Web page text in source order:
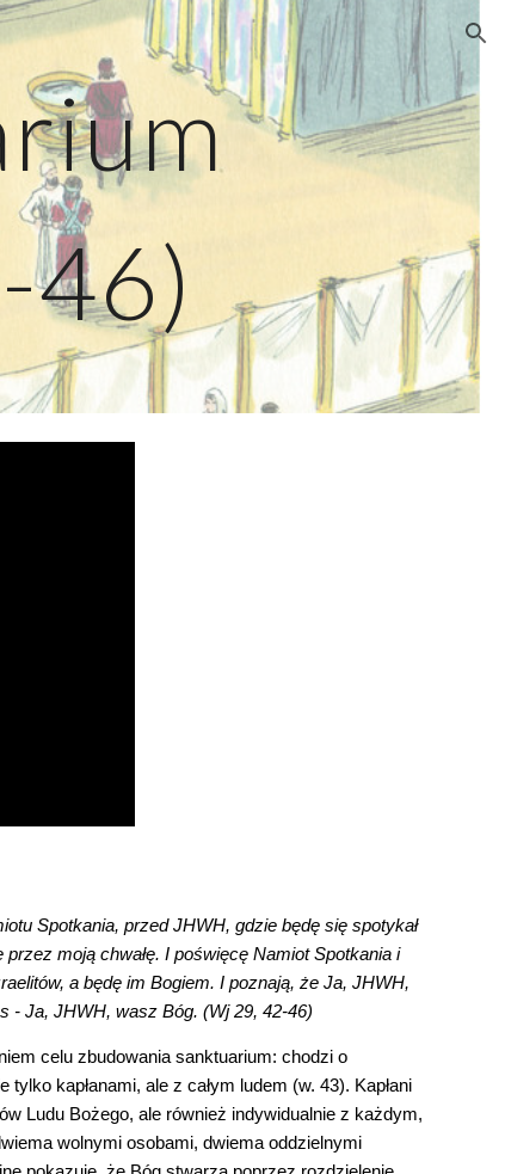
46)
Spotkania, przed JHWH, gdzie będę się spotykał
moją chwałę. I poświęcę Namiot Spotkania i
a będę im Bogiem. I poznają, że Ja, JHWH,
- Ja, JHWH, wasz Bóg. (Wj 29, 42-46)
celu zbudowania sanktuarium: chodzi o
tylko kapłanami, ale z całym ludem (w. 43). Kapłani
Ludu Bożego, ale również indywidualnie z każdym,
wolnymi osobami, dwiema oddzielnymi